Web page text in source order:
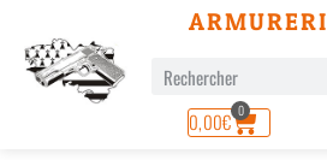
0,00€ 0